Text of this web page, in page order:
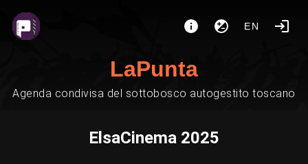
EN
LaPunta
Agenda condivisa del sottobosco autogestito toscano
ElsaCinema 2025